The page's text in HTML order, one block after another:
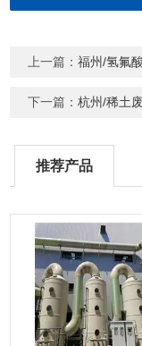
上一篇：福州/氢氟
下一篇：杭州/稀土
推荐产品